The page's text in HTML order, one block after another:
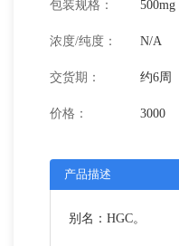
包装规格： 500mg
浓度/纯度： N/A
交货期： 约6周
价格： 3000
产品描述
别名：HGC。